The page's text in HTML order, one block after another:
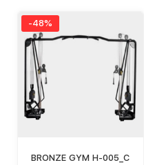
-48%
BRONZE GYM H-005_С